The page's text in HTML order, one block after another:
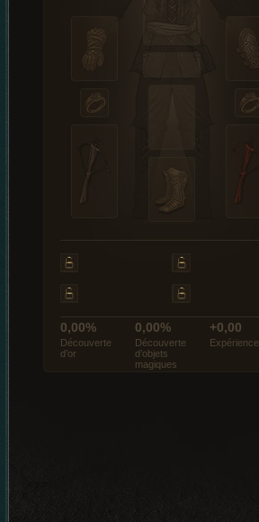
0,00%
Découverte
d’or
0,00%
Découverte
d’objets
magiques
+0,00
Expérience